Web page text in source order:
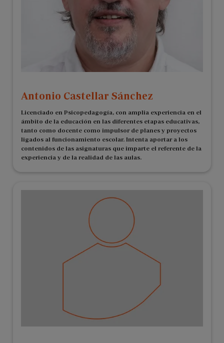
Antonio Castellar Sánchez
Licenciado en Psicopedagogía, con amplia experiencia en el
ámbito de la educación en las diferentes etapas educativas,
tanto como docente como impulsor de planes y proyectos
ligados al funcionamiento escolar. Intenta aportar a los
contenidos de las asignaturas que imparte el referente de la
experiencia y de la realidad de las aulas.